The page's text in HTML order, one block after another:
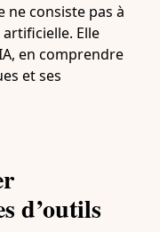
ne consiste pas à
Elle
en comprendre
et ses
d’outils